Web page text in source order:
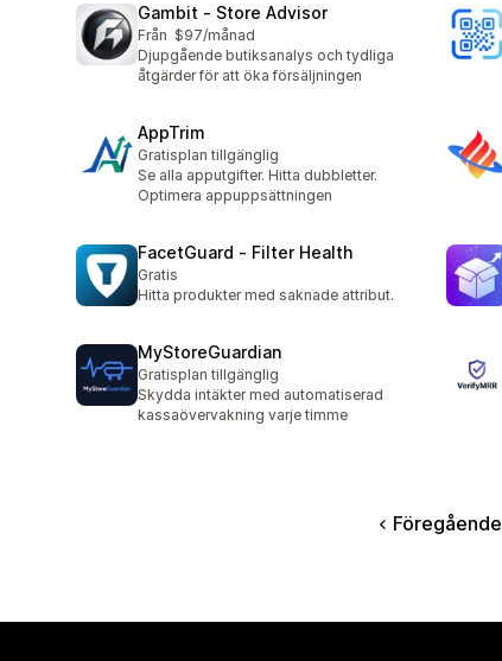
Gambit ‑ Store Advisor
Från $97/månad
Djupgående butiksanalys och tydliga
åtgärder för att öka försäljningen
AppTrim
Gratisplan tillgänglig
Se alla apputgifter. Hitta dubbletter.
Optimera appuppsättningen
FacetGuard ‑ Filter Health
Gratis
Hitta produkter med saknade attribut.
MyStoreGuardian
Gratisplan tillgänglig
Skydda intäkter med automatiserad
kassaövervakning varje timme
Föregående